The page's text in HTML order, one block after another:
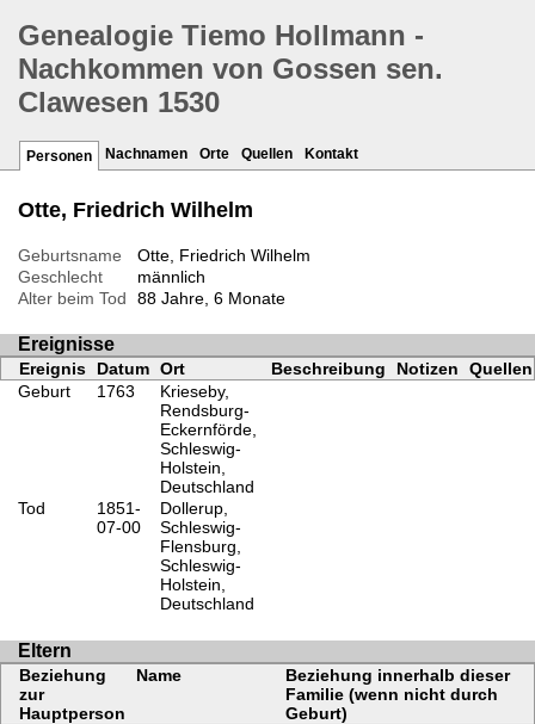
Genealogie Tiemo Hollmann -
Nachkommen von Gossen sen.
Clawesen 1530
Personen Nachnamen Orte Quellen Kontakt
Otte, Friedrich Wilhelm
Geburtsname
Otte, Friedrich Wilhelm
Geschlecht
männlich
Alter beim Tod
88 Jahre, 6 Monate
Ereignisse
Ereignis Datum Ort Beschreibung Notizen
Quellen
Geburt
1763
Krieseby,
Rendsburg-
Eckernförde,
Schleswig-
Holstein,
Deutschland
Tod
1851-
07-00
Dollerup,
Schleswig-
Flensburg,
Schleswig-
Holstein,
Deutschland
Eltern
Beziehung
zur
Hauptperson
Name
Beziehung innerhalb dieser
Familie (wenn nicht durch
Geburt)